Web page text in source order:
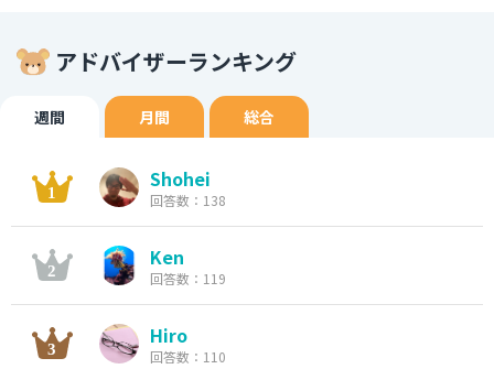
アドバイザーランキング
週間 月間 総合
Shohei
回答数：138
Ken
回答数：119
Hiro
回答数：110